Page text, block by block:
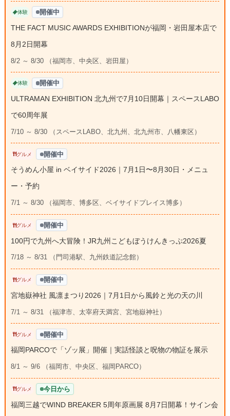
体験 開催中
THE FACT MUSIC AWARDS EXHIBITIONが福岡・岩田屋本店で
8月2日開幕
8/2 ～ 8/30 （福岡市、中央区、岩田屋）
体験 開催中
ULTRAMAN EXHIBITION 北九州で7月10日開幕｜スペースLABO
で60周年展
7/10 ～ 8/30 （スペースLABO、北九州、北九州市、八幡東区）
グルメ 開催中
そうめん小屋 in ベイサイド2026｜7月1日〜8月30日・メニュ
ー・予約
7/1 ～ 8/30 （福岡市、博多区、ベイサイドプレイス博多）
グルメ 開催中
100円で九州へ大冒険！JR九州こどもぼうけんきっぷ2026夏
7/18 ～ 8/31 （門司港駅、九州鉄道記念館）
グルメ 開催中
宮地嶽神社 風凛まつり2026｜7月1日から風鈴と光の天の川
7/1 ～ 8/31 （福津市、太宰府天満宮、宮地嶽神社）
グルメ 開催中
福岡PARCOで「ゾッ展」開催｜実話怪談と呪物の物証を展示
8/1 ～ 9/6 （福岡市、中央区、福岡PARCO）
グルメ 今日から
福岡三越でWIND BREAKER 5周年原画展 8月7日開幕！サイン会